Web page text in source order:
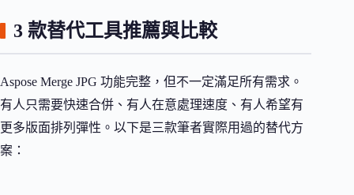
3 款替代工具推薦與比較
Aspose Merge JPG 功能完整，但不一定滿足所有需求。
有人只需要快速合併、有人在意處理速度、有人希望有
更多版面排列彈性。以下是三款筆者實際用過的替代方
案：